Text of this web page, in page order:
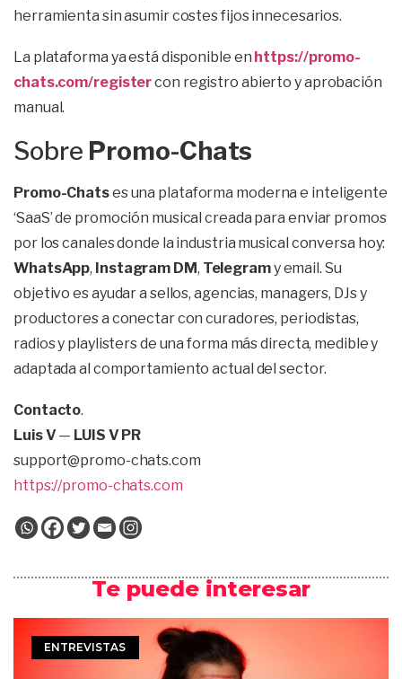
herramienta sin asumir costes fijos innecesarios.
La plataforma ya está disponible en https://promo-
chats.com/registercon registro abierto y aprobación
manual.
Sobre Promo-Chats
Promo-Chatses una plataforma moderna e inteligente
‘SaaS’ de promoción musical creada para enviar promos
por los canales donde la industria musical conversa hoy:
WhatsApp, Instagram DM, Telegramy email. Su
objetivo es ayudar a sellos, agencias, managers, DJs y
productores a conectar con curadores, periodistas,
radios y playlisters de una forma más directa, medible y
adaptada al comportamiento actual del sector.
Contacto.
Luis V— LUIS V PR
support@promo-chats.com
https://promo-chats.com
Te puede interesar
ENTREVISTAS